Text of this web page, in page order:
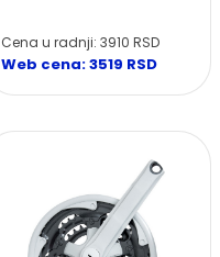
Cena u radnji: 3910 RSD
Web cena: 3519 RSD